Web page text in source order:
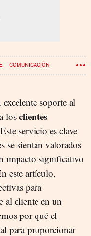
COMUNICACIÓN
soporte al
los clientes
servicio es clave
se sientan valorados
impacto significativo
este artículo,
para
al cliente en un
por qué el
para proporcionar